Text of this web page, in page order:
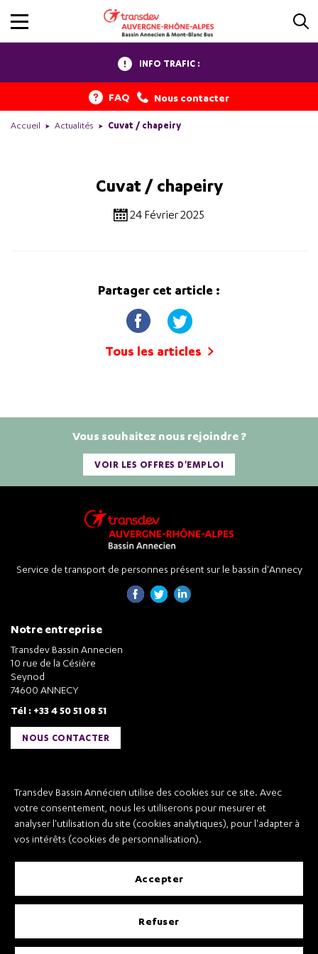
Transdev Bassin Annécien utilise des cookies sur ce site. Avec
votre consentement, nous les utiliserons pour mesurer et
analyser l'utilisation du site (cookies analytiques), pour l'adapter à
vos intérêts (cookies de personnalisation).
accepter
refuser
INFO TRAFIC :
FAQ Nous contacter
Accueil Actualités Cuvat / chapeiry
Cuvat / chapeiry
24 Février 2025
Partager cet article :
Tous les articles
Vous souhaitez nous rejoindre ?
VOIR LES OFFRES D'EMPLOI
Service de transport de personnes présent sur le bassin d'Annecy
Notre entreprise
Transdev Bassin Annecien
10 rue de la Césière
Seynod
74600 ANNECY
Tél : +33 4 50 51 08 51
NOUS CONTACTER
Transdev Bassin Annécien
Recrutement
Conditions Générales de Vente et Transport
Conditions Générales d’Utilisation
Règlement